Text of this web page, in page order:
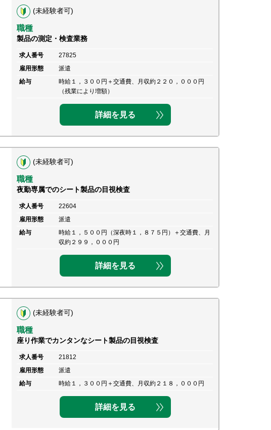
(未経験者可)
職種
製品の測定・検査業務
求人番号
27825
雇用形態
派遣
給与
時給１，３００円＋交通費、月収約２２０，０００円
（残業により増額）
詳細を見る
(未経験者可)
職種
夜勤専属でのシート製品の目視検査
求人番号
22604
雇用形態
派遣
給与
時給１，５００円（深夜時１，８７５円）＋交通費、月
収約２９９，０００円
詳細を見る
(未経験者可)
職種
座り作業でカンタンなシート製品の目視検査
求人番号
21812
雇用形態
派遣
給与
時給１，３００円＋交通費、月収約２１８，０００円
詳細を見る